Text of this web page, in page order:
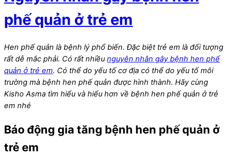
phế quản ở trẻ em
Hen phế quản là bệnh lý phổ biến. Đặc biệt trẻ em là đối tượng
rất dễ mắc phải. Có rất nhiều nguyên nhân gây bệnh hen phế
quản ở trẻ em. Có thể do yếu tố cơ địa có thể do yếu tố môi
trường mà bệnh hen phế quản được hình thành. Hãy cùng
Kisho Asma tìm hiểu và hiểu hơn về bệnh hen phế quản ở trẻ
em nhé
Báo động gia tăng bệnh hen phế quản ở
trẻ em